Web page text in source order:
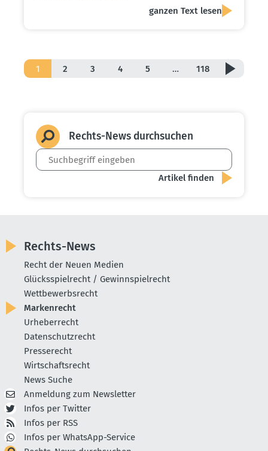
ganzen Text lesen
1 2 3 4 5 … 118
Rechts-News durch­suchen
Rechts-News
Recht der Neuen Medien
Glücksspielrecht / Gewinnspielrecht
Wettbewerbsrecht
Markenrecht
Urheberrecht
Datenschutzrecht
Presserecht
Wirtschaftsrecht
News Suche
Anmeldung zum Newsletter
Infos per Twitter
Infos per RSS
Infos per WhatsApp-Service